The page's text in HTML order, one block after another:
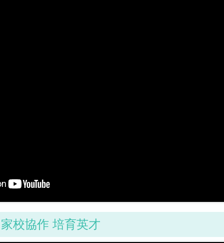
校協作 培育英才